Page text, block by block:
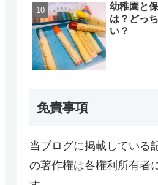
幼稚園と
は？どっ
い？
免責事項
当ブログに掲載している
の著作権は各権利所有者